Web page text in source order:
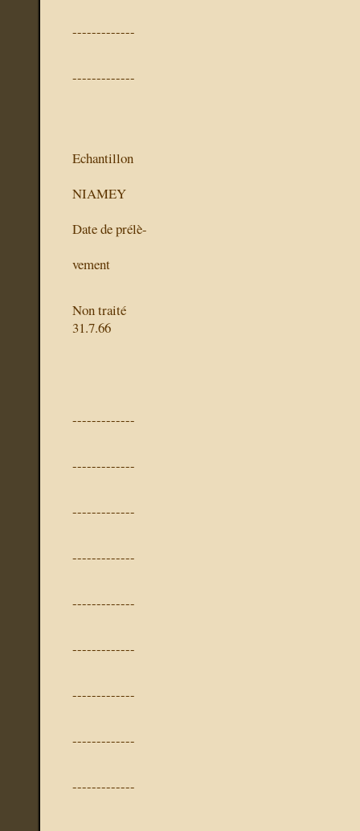
-------------
-------------
Echantillon
NIAMEY
Date de prélè-
vement
Non traité
31.7.66
-------------
-------------
-------------
-------------
-------------
-------------
-------------
-------------
-------------